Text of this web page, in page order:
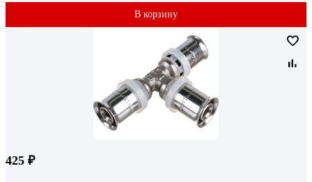
В корзину
425 ₽